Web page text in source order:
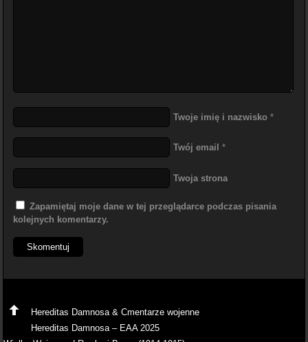
Twoje imię i nazwisko *
Twój email *
Twoja strona
Zapamiętaj moje dane w tej przeglądarce podczas pisania
kolejnych komentarzy.
Hereditas Damnosa & Cmentarze wojenne
Hereditas Damnosa – EAA 2025